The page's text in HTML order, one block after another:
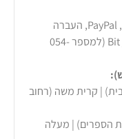
כרטיסי אשראי, PayPal, העברה
בנקאית או באפליקציות Bit / Paybox (למספר 054-
| קרית משה (רחוב
הספרים) | מעלה